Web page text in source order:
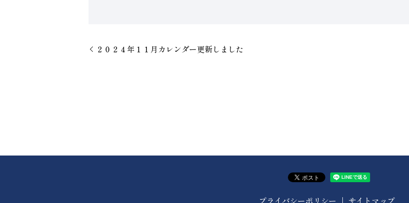
２０２４年１１月カレンダー更新しました